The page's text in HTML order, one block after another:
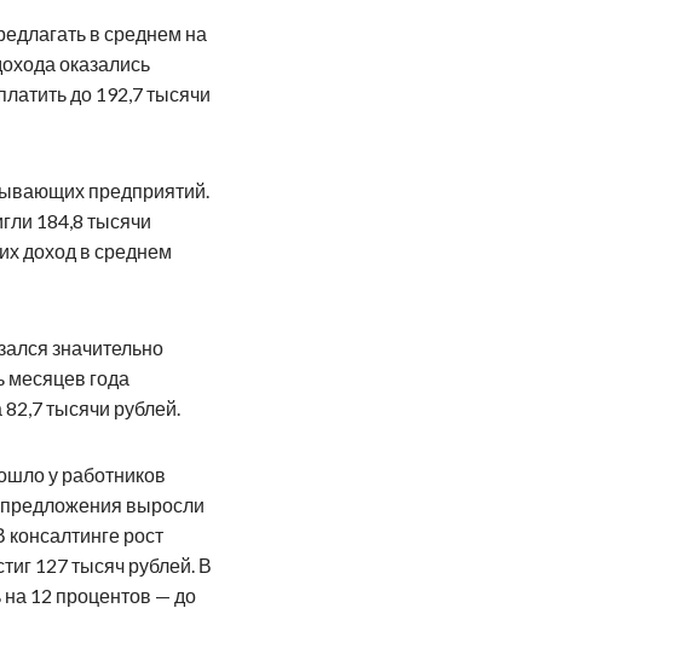
в среднем на
оказались
до 192,7 тысячи
предприятий.
184,8 тысячи
доход в среднем
значительно
месяцев года
82,7 тысячи рублей.
у работников
выросли
рост
127 тысяч рублей. В
12 процентов — до